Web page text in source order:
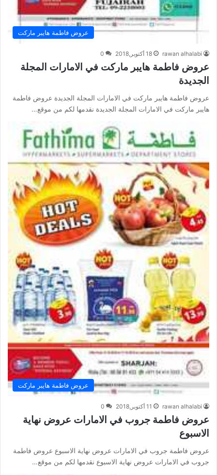
عروض فاطمة هايبر ماركت
rawan alhalabi 18 أكتوبر,2018 0
عروض فاطمة هايبر ماركت في الامارات المجلة
الجديدة
عروض فاطمة هايبر ماركت في الامارات المجلة الجديدة عروض فاطمة
هايبر ماركت في الامارات المجلة الجديدة نقدمها لكم من موقع…
عروض فاطمة هايبر ماركت
rawan alhalabi 11 أكتوبر,2018 0
عروض فاطمة جروب في الامارات عروض نهاية
الاسبوع
عروض فاطمة جروب في الامارات عروض نهاية الاسبوع عروض فاطمة
جروب في الامارات عروض نهاية الاسبوع نقدمها لكم من موقع…